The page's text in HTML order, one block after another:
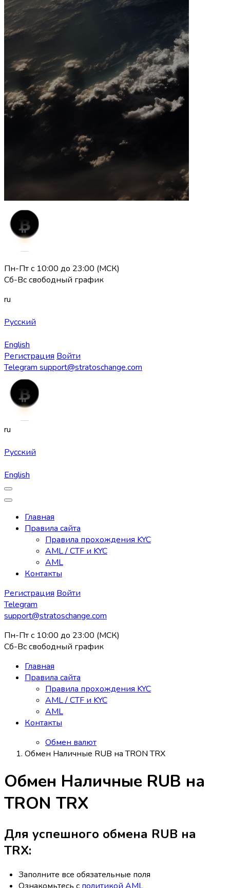
Пн-Пт с 10:00 до 23:00 (МСК)
Сб-Вс свободный график
ru
Русский
English
Регистрация Войти
Telegram support@stratoschange.com
ru
Русский
English
Главная
Правила сайта
Правила прохождения KYC
AML / CTF и KYC
AML
Контакты
Регистрация Войти
Telegram
support@stratoschange.com
Пн-Пт с 10:00 до 23:00 (МСК)
Сб-Вс свободный график
Главная
Правила сайта
Правила прохождения KYC
AML / CTF и KYC
AML
Контакты
Обмен валют
Обмен Наличные RUB на TRON TRX
Обмен Наличные RUB на
TRON TRX
Для успешного обмена RUB на
TRX:
Заполните все обязательные поля